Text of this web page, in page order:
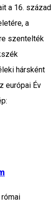
a 16. század
a
szentelték
hársként
európai Év